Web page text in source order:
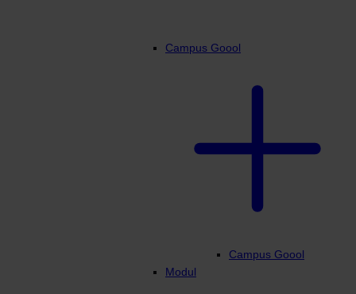
Campus Goool
Campus Goool
Modul